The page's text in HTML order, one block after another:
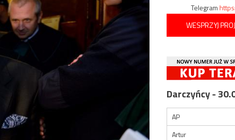
Telegram
WESPRZYJ
Darczyńcy -
AP
Artur